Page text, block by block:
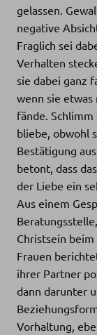
gelassen.
negative
Fraglich sei
Verhalten
sie dabei ganz
wenn sie etwas
fände.
bliebe, obwohl
Bestätigung
betont, dass
der Liebe ein
Aus einem
Christsein
Frauen
ihrer Partner
dann darunter
Vorhaltung,